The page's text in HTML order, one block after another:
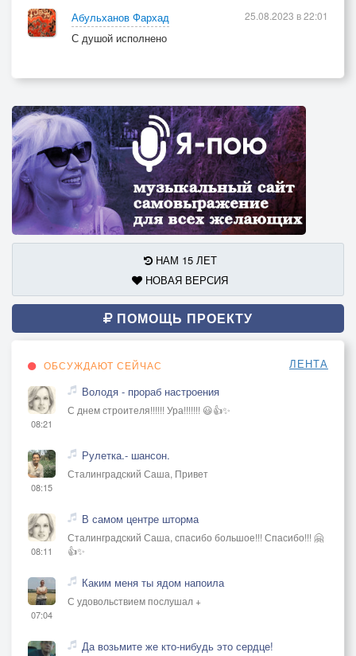
Абульханов Фархад
С душой исполнено
25.08.2023 в 22:01
НАМ 15 ЛЕТ
НОВАЯ ВЕРСИЯ
ПОМОЩЬ ПРОЕКТУ
ОБСУЖДАЮТ СЕЙЧАС ЛЕНТА
08:21
Володя - прораб настроения
С днем строителя!!!!!! Ура!!!!!!! 😃👍✨
08:15
Рулетка.- шансон.
Сталинградский Саша, Привет
08:11
В самом центре шторма
Сталинградский Саша, спасибо большое!!! Спасибо!!! 🤗
👍✨
07:04
Каким меня ты ядом напоила
С удовольствием послушал +
Да возьмите же кто-нибудь это сердце!